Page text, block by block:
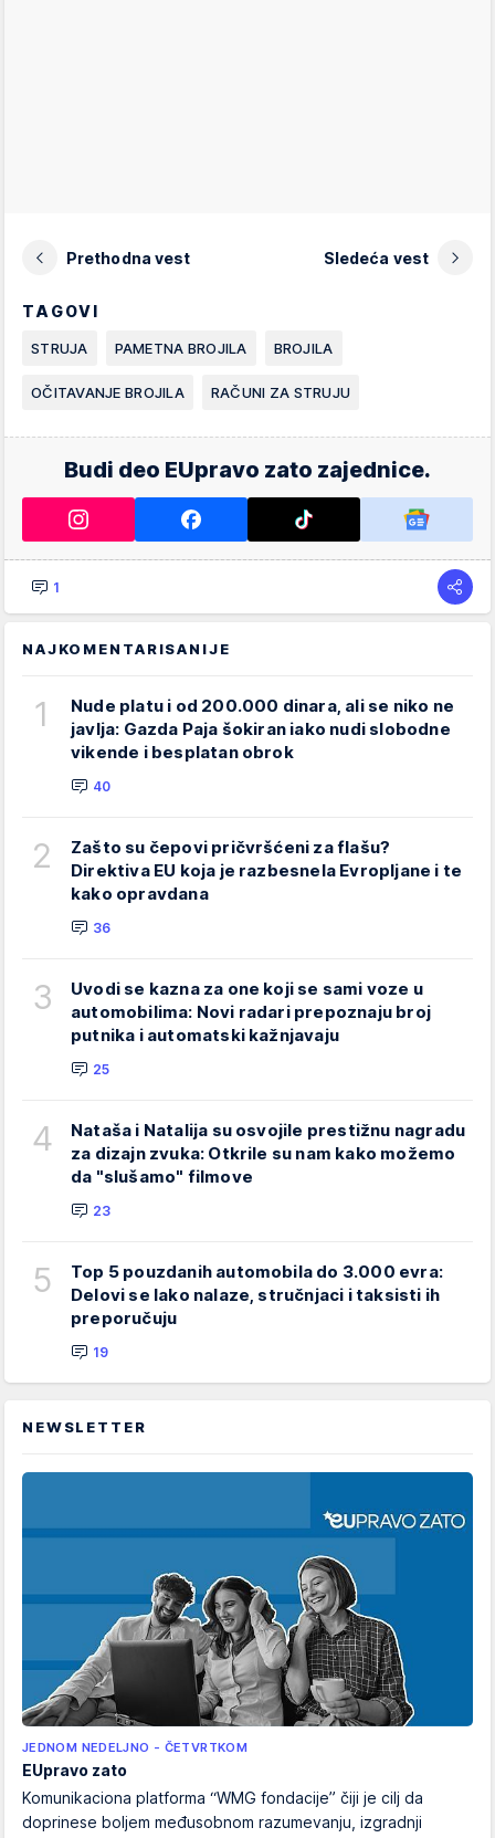
Prethodna vest Sledeća vest
TAGOVI
STRUJA PAMETNA BROJILA BROJILA
OČITAVANJE BROJILA RAČUNI ZA STRUJU
Budi deo EUpravo zato zajednice.
1
NAJKOMENTARISANIJE
1
Nude platu i od 200.000 dinara, ali se niko ne
javlja: Gazda Paja šokiran iako nudi slobodne
vikende i besplatan obrok
40
2
Zašto su čepovi pričvršćeni za flašu?
Direktiva EU koja je razbesnela Evropljane i te
kako opravdana
36
3
Uvodi se kazna za one koji se sami voze u
automobilima: Novi radari prepoznaju broj
putnika i automatski kažnjavaju
25
4
Nataša i Natalija su osvojile prestižnu nagradu
za dizajn zvuka: Otkrile su nam kako možemo
da "slušamo" filmove
23
5
Top 5 pouzdanih automobila do 3.000 evra:
Delovi se lako nalaze, stručnjaci i taksisti ih
preporučuju
19
NEWSLETTER
JEDNOM NEDELJNO - ČETVRTKOM
EUpravo zato
Komunikaciona platforma “WMG fondacije” čiji je cilj da
doprinese boljem međusobnom razumevanju, izgradnji